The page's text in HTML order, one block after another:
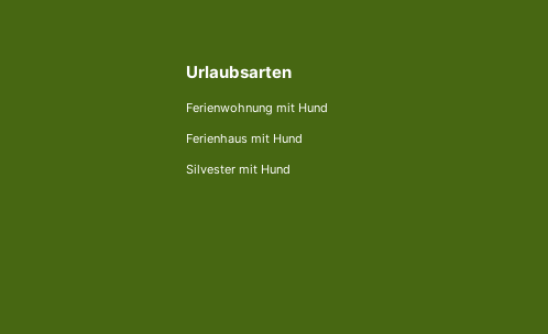
Urlaubsarten
Ferienwohnung mit Hund
Ferienhaus mit Hund
Silvester mit Hund